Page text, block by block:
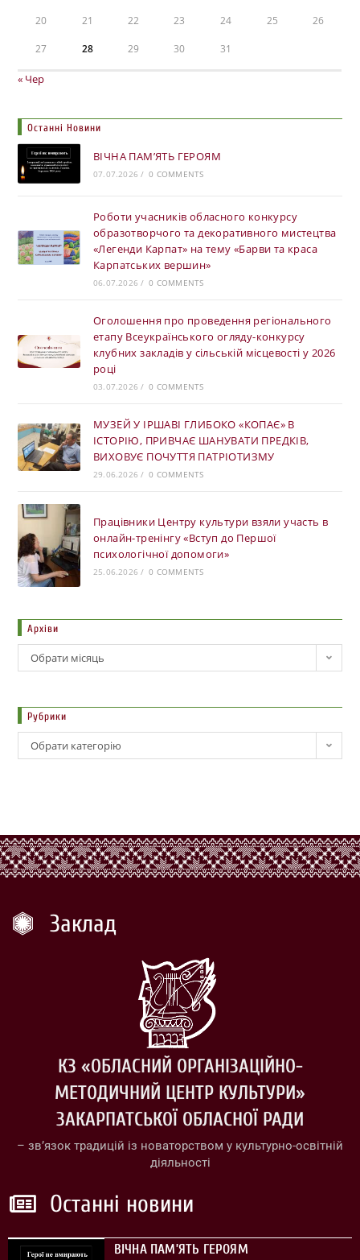
20 21 22 23 24 25 26
27 28 29 30 31
« Чер
Останні Новини
ВІЧНА ПАМ’ЯТЬ ГЕРОЯМ
07.07.2026 / 0 COMMENTS
Роботи учасників обласного конкурсу
образотворчого та декоративного мистецтва
«Легенди Карпат» на тему «Барви та краса
Карпатських вершин»
06.07.2026 / 0 COMMENTS
Оголошення про проведення регіонального
етапу Всеукраїнського огляду-конкурсу
клубних закладів у сільській місцевості у 2026
році
03.07.2026 / 0 COMMENTS
МУЗЕЙ У ІРШАВІ ГЛИБОКО «КОПАЄ» В
ІСТОРІЮ, ПРИВЧАЄ ШАНУВАТИ ПРЕДКІВ,
ВИХОВУЄ ПОЧУТТЯ ПАТРІОТИЗМУ
29.06.2026 / 0 COMMENTS
Працівники Центру культури взяли участь в
онлайн-тренінгу «Вступ до Першої
психологічної допомоги»
25.06.2026 / 0 COMMENTS
Архіви
Обрати місяць
Рубрики
Обрати категорію
Заклад
КЗ «ОБЛАСНИЙ ОРГАНІЗАЦІЙНО-
МЕТОДИЧНИЙ ЦЕНТР КУЛЬТУРИ»
ЗАКАРПАТСЬКОЇ ОБЛАСНОЇ РАДИ
– зв’язок традицій із новаторством у культурно-освітній
діяльності
Останні новини
ВІЧНА ПАМ’ЯТЬ ГЕРОЯМ